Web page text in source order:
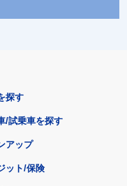
探す
/試乗車を探す
アップ
ット/保険